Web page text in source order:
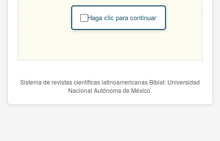
Haga clic para continuar
Sistema de revistas científicas latinoamericanas Biblat. Universidad
Nacional Autónoma de México.